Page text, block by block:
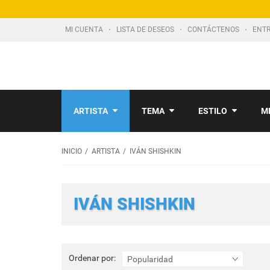
MI CUENTA LISTA DE DESEOS CONTÁCTENOS
ARTISTA TEMA ESTILO
INICIO ARTISTA IVÁN SHISHKIN
IVÁN SHISHKIN
Ordenar por: Popularidad
Ordenar
por: